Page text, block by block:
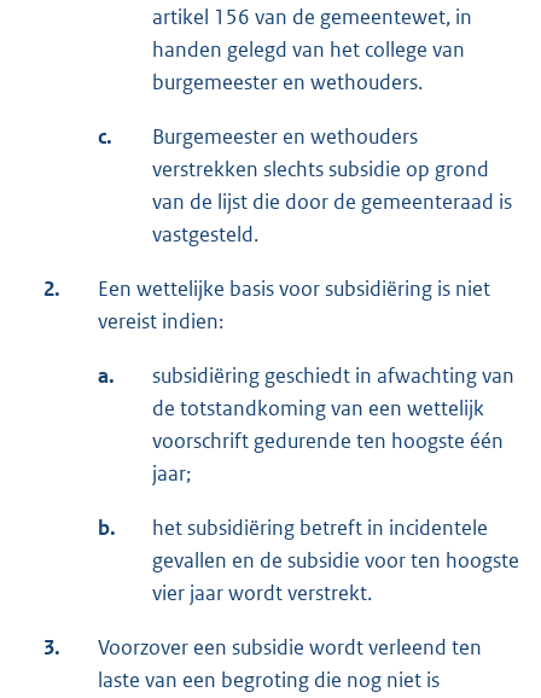
artikel 156 van de gemeentewet, in
handen gelegd van het college van
burgemeester en wethouders.
c.
Burgemeester en wethouders
verstrekken slechts subsidie op grond
van de lijst die door de gemeenteraad is
vastgesteld.
2.
Een wettelijke basis voor subsidiëring is niet
vereist indien:
a.
subsidiëring geschiedt in afwachting van
de totstandkoming van een wettelijk
voorschrift gedurende ten hoogste één
jaar;
b.
het subsidiëring betreft in incidentele
gevallen en de subsidie voor ten hoogste
vier jaar wordt verstrekt.
3.
Voorzover een subsidie wordt verleend ten
laste van een begroting die nog niet is